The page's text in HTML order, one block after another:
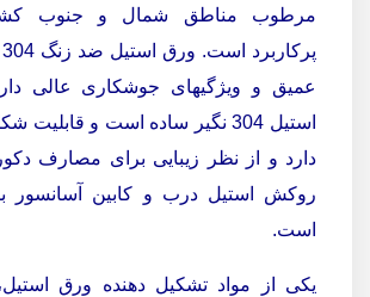
مرطوب مناطق شمال و جنوب
پرکاربرد است.
عمیق و ویژگیهای جوشکاری عالی
استیل 304 نگیر ساده است و قابلیت
دارد و از نظر زیبایی برای مصارف
روکش استیل درب و کابین آسانسور
است.
یکی از مواد تشکیل دهنده ورق